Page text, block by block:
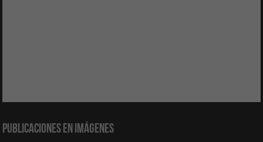
Publicaciones en Imágenes